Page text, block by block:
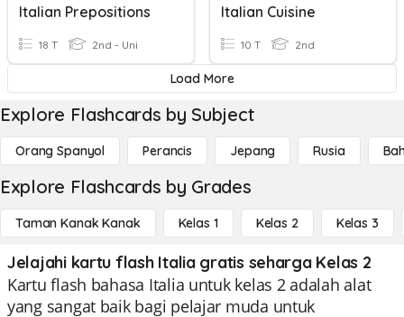
Italian Prepositions
18 T 2nd - Uni
Italian Cuisine
10 T 2nd
Load More
Explore Flashcards by Subject
Orang Spanyol Perancis Jepang Rusia
Explore Flashcards by Grades
Taman Kanak Kanak Kelas 1 Kelas 2 Kelas 3
Jelajahi kartu flash Italia gratis seharga Kelas 2
Kartu flash bahasa Italia untuk kelas 2 adalah alat
yang sangat baik bagi pelajar muda untuk